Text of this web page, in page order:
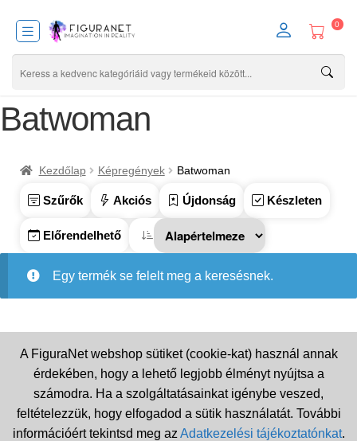
0
Batwoman
Kezdőlap Képregények Batwoman
Szűrők Akciós Újdonság Készleten
Előrendelhető
Egy termék se felelt meg a keresésnek.
A FiguraNet webshop sütiket (cookie-kat) használ annak
érdekében, hogy a lehető legjobb élményt nyújtsa a
számodra. Ha a szolgáltatásainkat igénybe veszed,
feltételezzük, hogy elfogadod a sütik használatát. További
információért tekintsd meg az Adatkezelési tájékoztatónkat.